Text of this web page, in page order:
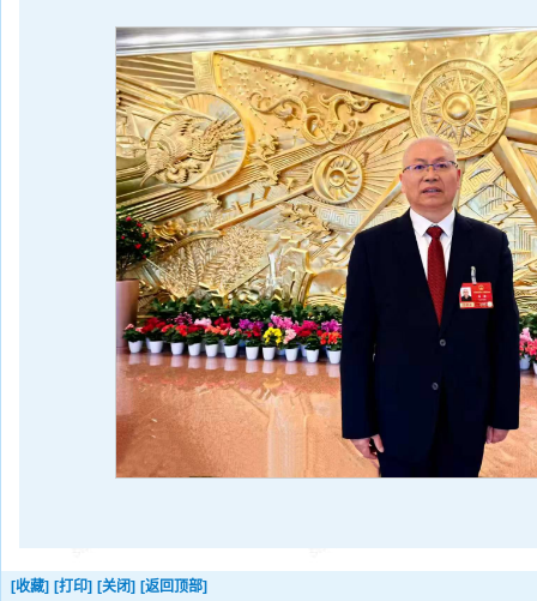
[收藏] [打印] [关闭] [返回顶部]